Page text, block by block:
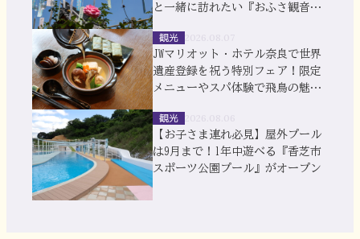
と一緒に訪れたい『おふさ観音』
観光
JWマリオット・ホテル奈良で世界
遺産登録を祝う特別フェア！限定
メニューやスパ体験で飛鳥の魅力
観光
【お子さま連れ必見】屋外プール
は9月まで！1年中遊べる『香芝市
スポーツ公園プール』がオープン